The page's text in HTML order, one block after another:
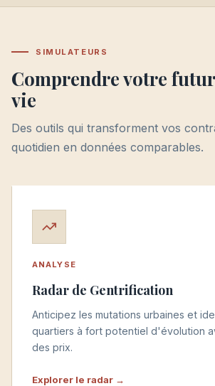
SIMULATEURS
Comprendre votre
vie
Des outils qui transforment vos
quotidien en données comparables.
ANALYSE
Radar de Gentrification
Anticipez les mutations urbaines et
quartiers à fort potentiel d'évolution
des prix.
Explorer le radar →